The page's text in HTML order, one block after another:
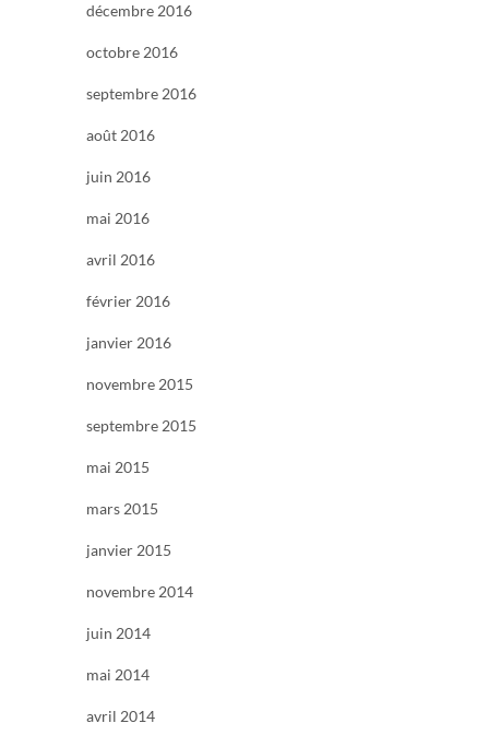
décembre 2016
octobre 2016
septembre 2016
août 2016
juin 2016
mai 2016
avril 2016
février 2016
janvier 2016
novembre 2015
septembre 2015
mai 2015
mars 2015
janvier 2015
novembre 2014
juin 2014
mai 2014
avril 2014